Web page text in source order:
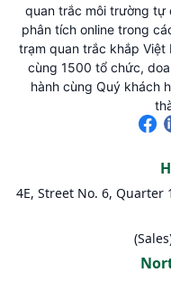
quan trắc môi trường tự
phân tích online trong
trạm quan trắc khắp Việt
cùng 1500 tổ chức,
hành cùng Quý khách
4E, Street No. 6, Quarter